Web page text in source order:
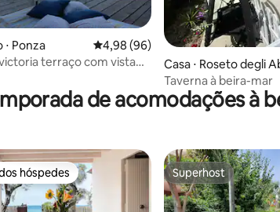
de 5, 44 avaliações
Ponza 4,98 de uma avaliação média de
4,98 (96)
terraço com vista
Casa ⋅ Roseto degli
Taverna à beira-mar
de acomodações à
preferidos dos hóspedes
hóspedes Superhost
Superhost